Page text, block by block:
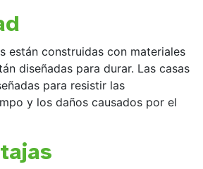
están construidas con materiales
diseñadas para durar. Las casas
para resistir las
y los daños causados por el